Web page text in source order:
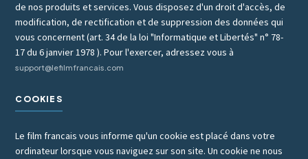
de nos produits et services. Vous disposez d'un droit d'accès, de
modification, de rectification et de suppression des données qui
vous concernent (art. 34 de la loi "Informatique et Libertés" n° 78-
17 du 6 janvier 1978 ). Pour l'exercer, adressez vous à
support@lefilmfrancais.com
COOKIES
Le film francais vous informe qu'un cookie est placé dans votre
ordinateur lorsque vous naviguez sur son site. Un cookie ne nous